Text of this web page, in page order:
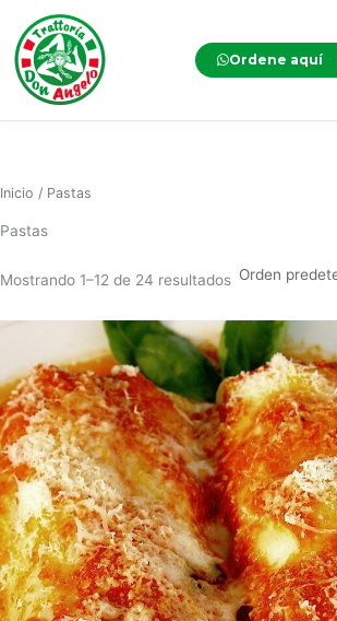
Ordene aquí
Inicio / Pastas
Pastas
Mostrando 1–12 de 24 resultados